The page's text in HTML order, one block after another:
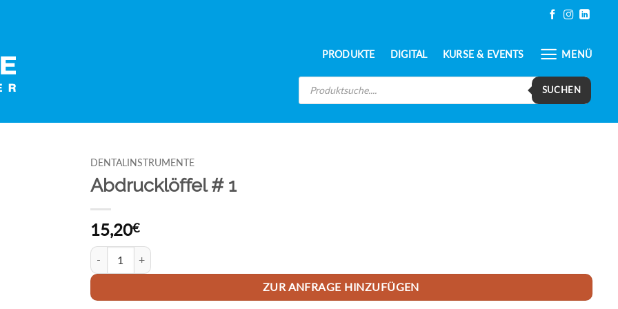
PRODUKTE DIGITAL KURSE & EVENTS MENÜ
Products
search
SUCHEN
DENTALINSTRUMENTE
Abdrucklöffel # 1
15,20€
Abdrucklöffel # 1 Menge
ZUR ANFRAGE HINZUFÜGEN